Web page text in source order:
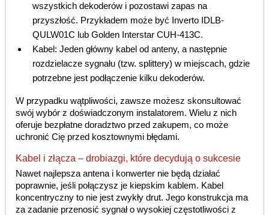
wszystkich dekoderów i pozostawi zapas na
przyszłość. Przykładem może być Inverto IDLB-
QULW01C lub Golden Interstar CUH-413C.
Kabel: Jeden główny kabel od anteny, a następnie
rozdzielacze sygnału (tzw. splittery) w miejscach, gdzie
potrzebne jest podłączenie kilku dekoderów.
W przypadku wątpliwości, zawsze możesz skonsultować
swój wybór z doświadczonym instalatorem. Wielu z nich
oferuje bezpłatne doradztwo przed zakupem, co może
uchronić Cię przed kosztownymi błędami.
Kabel i złącza – drobiazgi, które decydują o sukcesie
Nawet najlepsza antena i konwerter nie będą działać
poprawnie, jeśli połączysz je kiepskim kablem. Kabel
koncentryczny to nie jest zwykły drut. Jego konstrukcja ma
za zadanie przenosić sygnał o wysokiej częstotliwości z